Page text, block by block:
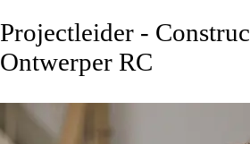
Projectleider -
Ontwerper RC